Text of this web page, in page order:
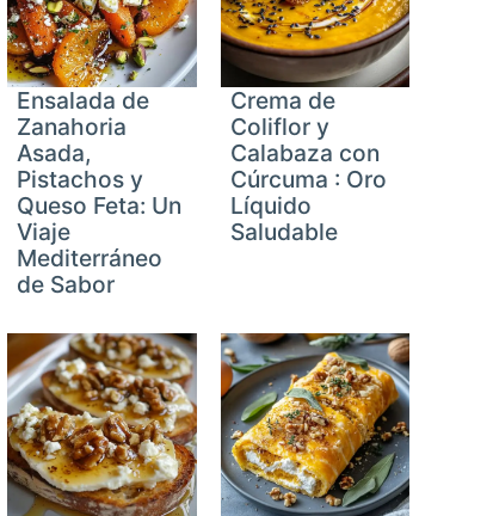
Ensalada de
Zanahoria
Asada,
Pistachos y
Queso Feta: Un
Viaje
Mediterráneo
de Sabor
Crema de
Coliflor y
Calabaza con
Cúrcuma : Oro
Líquido
Saludable